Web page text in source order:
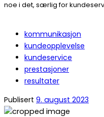
noe i det, særlig for
kommunikasjon
kundeopplevelse
kundeservice
prestasjoner
resultater
Publisert 9. august 2023